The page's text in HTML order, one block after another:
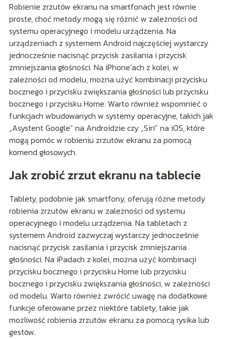
Robienie zrzutów ekranu na smartfonach jest równie
proste, choć metody mogą się różnić w zależności od
systemu operacyjnego i modelu urządzenia. Na
urządzeniach z systemem Android najczęściej wystarczy
jednocześnie nacisnąć przycisk zasilania i przycisk
zmniejszania głośności. Na iPhone’ach z kolei, w
zależności od modelu, można użyć kombinacji przycisku
bocznego i przycisku zwiększania głośności lub przycisku
bocznego i przycisku Home. Warto również wspomnieć o
funkcjach wbudowanych w systemy operacyjne, takich jak
„Asystent Google” na Androidzie czy „Siri” na iOS, które
mogą pomóc w robieniu zrzutów ekranu za pomocą
komend głosowych.
Jak zrobić zrzut ekranu na tablecie
Tablety, podobnie jak smartfony, oferują różne metody
robienia zrzutów ekranu w zależności od systemu
operacyjnego i modelu urządzenia. Na tabletach z
systemem Android zazwyczaj wystarczy jednocześnie
nacisnąć przycisk zasilania i przycisk zmniejszania
głośności. Na iPadach z kolei, można użyć kombinacji
przycisku bocznego i przycisku Home lub przycisku
bocznego i przycisku zwiększania głośności, w zależności
od modelu. Warto również zwrócić uwagę na dodatkowe
funkcje oferowane przez niektóre tablety, takie jak
możliwość robienia zrzutów ekranu za pomocą rysika lub
gestów.